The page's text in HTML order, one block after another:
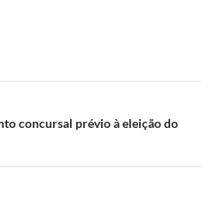
concursal prévio à eleição do